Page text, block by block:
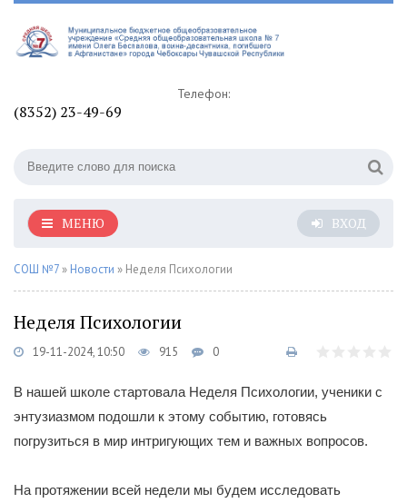
Телефон:
(8352) 23-49-69
ВХОД
МЕНЮ
СОШ №7 » Новости » Неделя Психологии
Неделя Психологии
19-11-2024, 10:50 915 0
В нашей школе стартовала Неделя Психологии, ученики с
энтузиазмом подошли к этому событию, готовясь
погрузиться в мир интригующих тем и важных вопросов.
На протяжении всей недели мы будем исследовать